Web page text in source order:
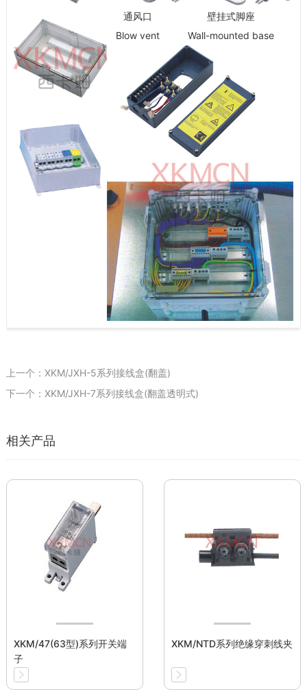
通风口
Blow vent
壁挂式脚座
Wall-mounted base
上一个：XKM/JXH-5系列接线盒(翻盖)
下一个：XKM/JXH-7系列接线盒(翻盖透明式)
相关产品
XKM/47(63型)系列开关端
子
XKM/NTD系列绝缘穿刺线夹